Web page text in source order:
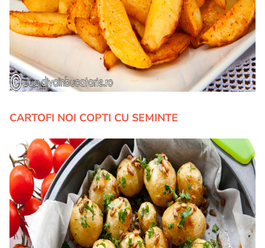
CARTOFI NOI COPTI CU SEMINTE